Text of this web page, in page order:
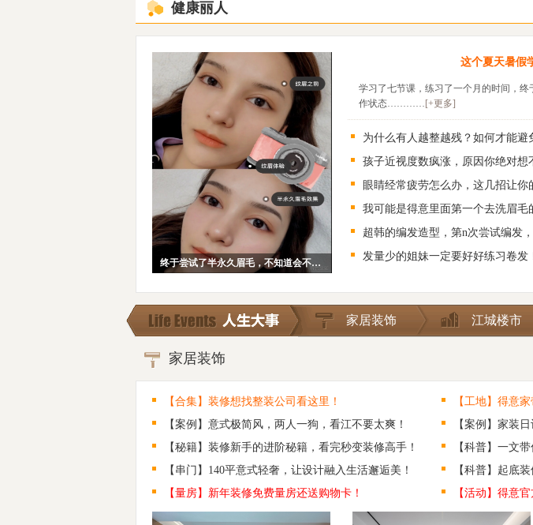
健康丽人
终于尝试了半永久眉毛，不知道会不会后悔~
这个夏天暑假
学习了七节课，练习了一个月的时间，
作状态………… [+更多]
为什么有人越整越残？如何才能避
孩子近视度数疯涨，原因你绝对想
眼睛经常疲劳怎么办，这几招让你
我可能是得意里面第一个去洗眉毛
超韩的编发造型，第n次尝试编发
发量少的姐妹一定要好好练习卷发
家居装饰 江城楼市
家居装饰
【合集】装修想找整装公司看这里！
【案例】意式极简风，两人一狗，看江不要太爽！
【秘籍】装修新手的进阶秘籍，看完秒变装修高手！
【串门】140平意式轻奢，让设计融入生活邂逅美！
【量房】新年装修免费量房还送购物卡！
【工地】得意
【案例】家装
【科普】一文
【科普】起底
【活动】得意